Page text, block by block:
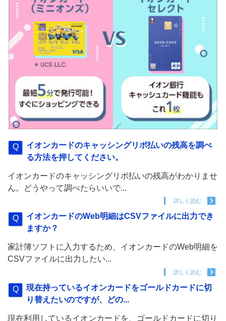
イオンカードのキャッシングリボ払いの残高を調べ
る方法を押してください。
イオンカードのキャッシングリボ払いの残高がわかりませ
ん。どうやって調べたらいいで...
詳しく読む
イオンカードのWeb明細はCSVファイルに出力でき
ますか？
家計簿ソフトに入力するため、イオンカードのWeb明細を
CSVファイルに出力したい...
詳しく読む
現在持っているイオンカードをゴールドカードに切
り替えたいのですが、どの...
現在利用しているイオンカードを、ゴールドカードに切り